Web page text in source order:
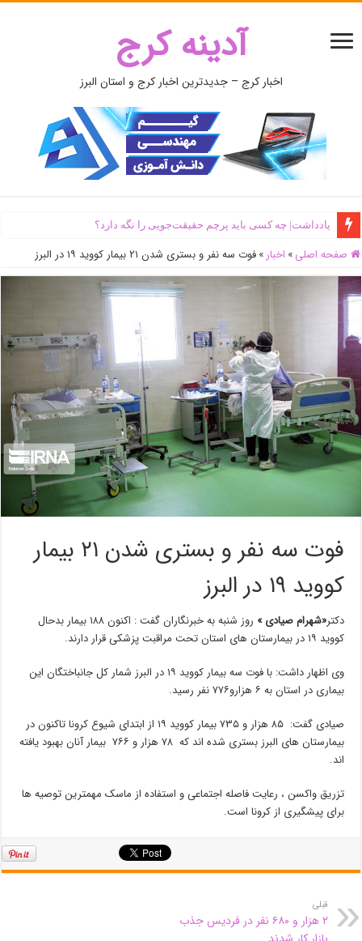
آدینه کرج
اخبار کرج – جدیدترین اخبار کرج و استان البرز
یادداشت| ‌چه کسی باید پرچم حقیقت‌جویی را نگه دارد؟
صفحه اصلی » اخبار » فوت سه نفر و بستری شدن ۲۱ بیمار کووید ۱۹ در البرز
فوت سه نفر و بستری شدن ۲۱ بیمار
کووید ۱۹ در البرز
دکتر«شهرام صیادی »
روز شنبه به خبرنگاران گفت : اکنون ۱۸۸ بیمار بدحال
کووید ۱۹ در بیمارستان های استان تحت مراقبت پزشکی قرار دارند.
وی اظهار داشت: با فوت سه بیمار کووید ۱۹ در البرز شمار کل جانباختگان این
بیماری در استان به ۶ هزارو۷۷۶ نفر رسید.
صیادی گفت: ۸۵ هزار و ۷۳۵ بیمار کووید ۱۹ از ابتدای شیوع کرونا تاکنون در
بیمارستان های البرز بستری شده اند که ۷۸ هزار و ۷۶۶ بیمار آنان بهبود یافته
اند.
تزریق واکسن ، رعایت فاصله اجتماعی و استفاده از ماسک مهمترین توصیه ها
برای پیشگیری از کرونا است.
قبلی
۲ هزار و ۶۸۰ نفر در فردیس جذب